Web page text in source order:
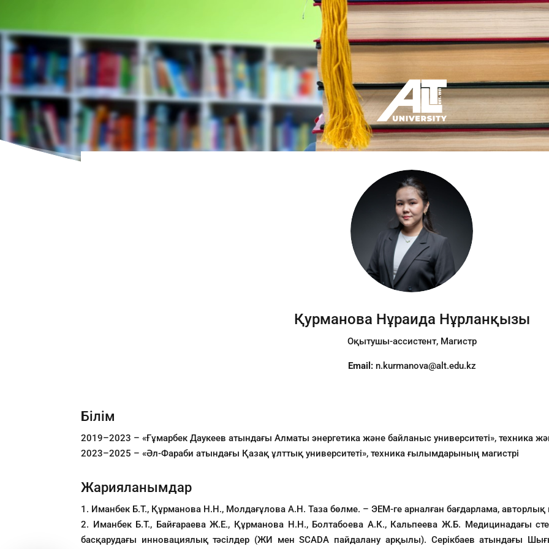
Қурманова Нұраида Нұрланқызы
Оқытушы-ассистент, Магистр
Email:n.kurmanova@alt.edu.kz
Білім
2019–2023 – «Ғұмарбек Даукеев атындағы Алматы энергетика және байланыс университеті», техника
2023–2025 – «Әл-Фараби атындағы Қазақ ұлттық университеті», техника ғылымдарының магистрі
Жарияланымдар
1. Иманбек Б.Т., Құрманова Н.Н., Молдағұлова А.Н. Таза бөлме. – ЭЕМ-ге арналған бағдарлама,
2. Иманбек Б.Т., Байғараева Ж.Е., Құрманова Н.Н., Болтабоева А.К., Кальпеева Ж.Б. Медицинадағы
басқарудағы инновациялық тәсілдер (ЖИ мен SCADA пайдалану арқылы). Серікбаев атындағы